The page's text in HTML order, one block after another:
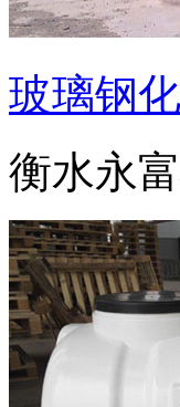
玻璃钢
衡水永